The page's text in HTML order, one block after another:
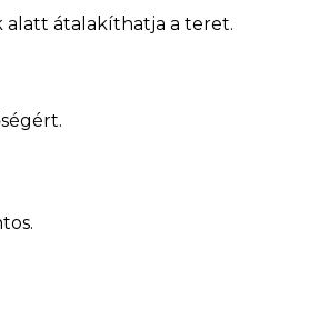
alatt átalakíthatja a teret.